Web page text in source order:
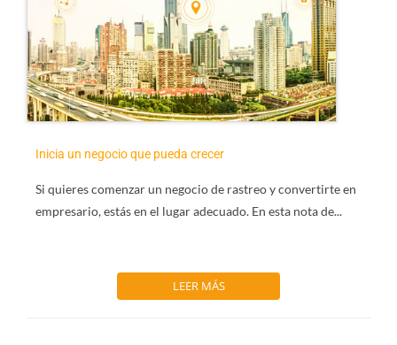
Inicia un negocio que pueda crecer
Si quieres comenzar un negocio de rastreo y convertirte en
empresario, estás en el lugar adecuado. En esta nota de...
LEER MÁS